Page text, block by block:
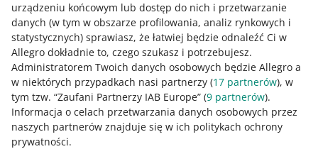
urządzeniu końcowym lub dostęp do nich i przetwarzanie
danych (w tym w obszarze profilowania, analiz rynkowych i
statystycznych) sprawiasz, że łatwiej będzie odnaleźć Ci w
Allegro dokładnie to, czego szukasz i potrzebujesz.
Administratorem Twoich danych osobowych będzie Allegro a
w niektórych przypadkach nasi partnerzy (17 partnerów), w
tym tzw. “Zaufani Partnerzy IAB Europe” (9 partnerów).
Informacja o celach przetwarzania danych osobowych przez
naszych partnerów znajduje się w ich politykach ochrony
prywatności.
polski
čeština
English
slovenčina
magyar
o allegro.cz
polski